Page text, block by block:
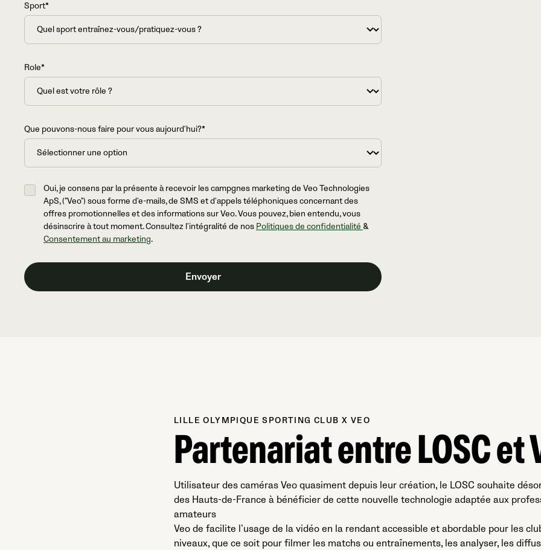
Sport*
Role*
Que pouvons-nous faire pour vous aujourd'hui?*
Oui, je consens par la présente à recevoir les campgnes marketing de Veo Technologies
ApS, ("Veo") sous forme d'e-mails, de SMS et d'appels téléphoniques concernant des
offres promotionnelles et des informations sur Veo. Vous pouvez, bien entendu, vous
désinscrire à tout moment. Consultez l'intégralité de nos Politiques de confidentialité &
Consentement au marketing.
LILLE OLYMPIQUE SPORTING CLUB X VEO
Partenariat entre LOSC et
Utilisateur des caméras Veo quasiment depuis leur création, le LOSC souhaite
des Hauts-de-France à bénéficier de cette nouvelle technologie adaptée aux
amateurs
Veo de facilite l’usage de la vidéo en la rendant accessible et abordable pour les
niveaux, que ce soit pour filmer les matchs ou entraînements, les analyser, les